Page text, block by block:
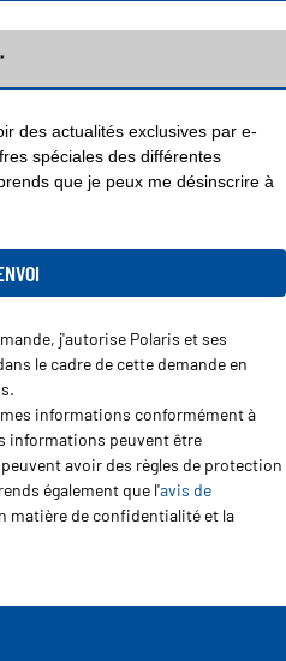
des actualités exclusives par e-
spéciales des différentes
que je peux me désinscrire à
j'autorise Polaris et ses
le cadre de cette demande en
informations conformément à
informations peuvent être
avoir des règles de protection
également que l'avis de
matière de confidentialité et la